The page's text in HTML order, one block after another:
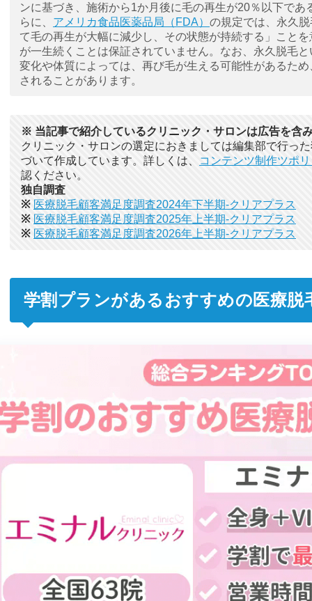
ンに基づき、施術から1か月後に毛の再生が20％以下であ
らに、 アメリカ食品医薬品局（FDA） の規定では、永久
て毛の再生が大幅に減少し、その状態が持続する」こと
が一生続くことは保証されていません。なお、永久脱毛
変化や体質によっては、再び毛が生える可能性があるた
されることがあります。
※ 当記事で紹介しているクリニック・サロンは広告を含
クリニック・サロンの選定におきましては編集部で行っ
づいて作成しています。詳しくは、
コンテンツ制作ツポ
認ください。
独自調査
※ 医療脱毛顧客満足度調査2024年下半期-クリアプラス
※ 医療脱毛顧客満足度調査2025年上半期-クリアプラス
※ 医療脱毛顧客満足度調査2026年上半期-クリアプラス
学割プランがあるおすすめの医療脱